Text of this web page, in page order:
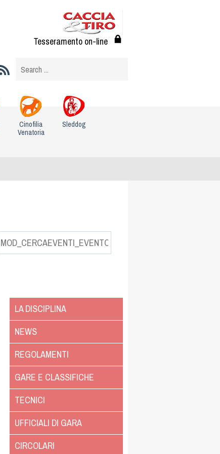
Tesseramento on-line
Cinofilia
Venatoria
Sleddog
LA DISCIPLINA
NEWS
REGOLAMENTI
GARE E CLASSIFICHE
TECNICI
UFFICIALI DI GARA
CIRCOLARI